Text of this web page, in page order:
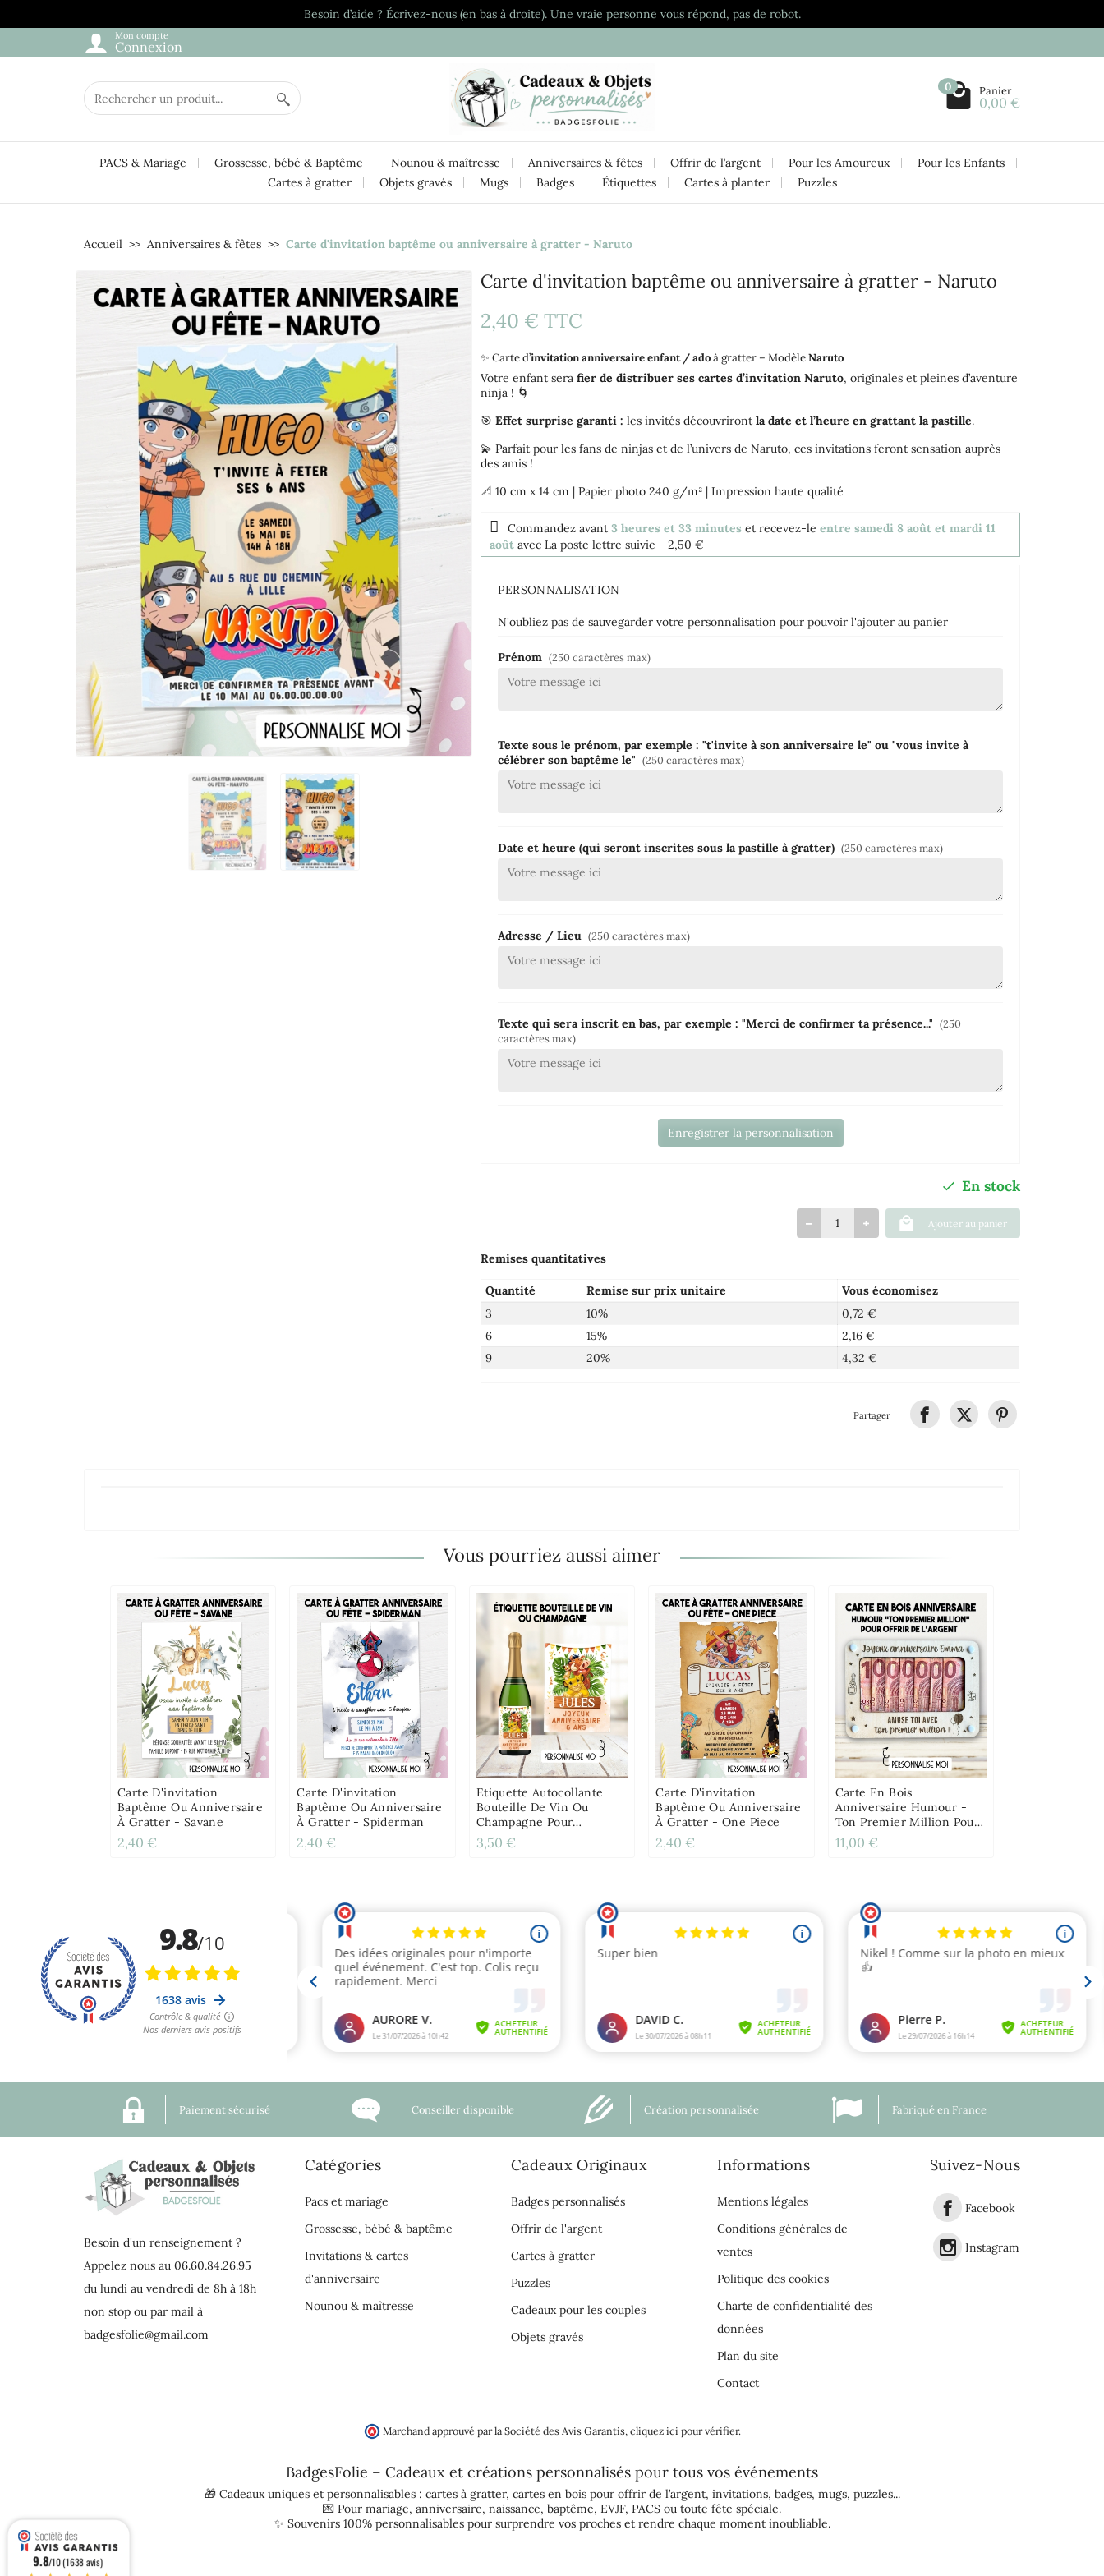
Besoin d’aide ? Écrivez-nous (en bas à droite). Une vraie personne vous répond, pas de robot.
Mon compte
Connexion
0 Panier
0,00 €
PACS & Mariage Grossesse, bébé & Baptême Nounou & maîtresse Anniversaires & fêtes Offrir de l’argent Pour les Amoureux
Pour les Enfants
Cartes à gratter
Objets gravés Mugs Badges Étiquettes Cartes à planter Puzzles
Accueil Anniversaires & fêtes Carte d'invitation baptême ou anniversaire à gratter - Naruto
Carte d'invitation baptême ou anniversaire à gratter - Naruto
2,40 €TTC
✨ Carte d’invitation anniversaire enfant / adoà gratter – ModèleNaruto
Votre enfant serafier de distribuer ses cartes d’invitation Naruto, originales et pleines d’aventure
ninja ! 🌀
🎯Effet surprise garanti : les invités découvrirontla date et l’heure en grattant la pastille.
💫 Parfait pour les fans de ninjas et de l’univers de Naruto, ces invitations feront sensation auprès
des amis !
📐 10 cm x 14 cm | Papier photo 240 g/m² | Impression haute qualité
Commandez avant3 heures et 33 minutes et recevez-leentre samedi 8 août et mardi 11
août avec La poste lettre suivie - 2,50 €
PERSONNALISATION
N'oubliez pas de sauvegarder votre personnalisation pour pouvoir l'ajouter au panier
Prénom (250 caractères max)
Texte sous le prénom, par exemple : "t'invite à son anniversaire le" ou "vous invite à
célébrer son baptême le" (250 caractères max)
Date et heure (qui seront inscrites sous la pastille à gratter) (250 caractères max)
Adresse / Lieu (250 caractères max)
Texte qui sera inscrit en bas, par exemple : "Merci de confirmer ta présence..." (250
caractères max)
Enregistrer la personnalisation
En stock
Ajouter au panier
Remises quantitatives
Quantité Remise sur prix unitaire
Vous économisez
3
10%
0,72 €
6
15%
2,16 €
9
20% 4,32 €
Partager
Vous pourriez aussi aimer
Carte D'invitation
Baptême Ou Anniversaire
À Gratter - Savane
2,40 €
Carte D'invitation
Baptême Ou Anniversaire
À Gratter - Spiderman
2,40 €
Etiquette Autocollante
Bouteille De Vin Ou
Champagne Pour
Baptême, Anniversaire
Personnalisable - Roi Lion
3,50 €
Carte D'invitation
Baptême Ou Anniversaire
À Gratter - One Piece
2,40 €
Carte En Bois
Anniversaire Humour -
Ton Premier Million Pour
Offrir De L'argent
11,00 €
Paiement sécurisé Conseiller disponible Création personnalisée Fabriqué en France
Besoin d'un renseignement ?
Appelez nous au 06.60.84.26.95
du lundi au vendredi de 8h à 18h
non stop ou par mail à
badgesfolie@gmail.com
Catégories
Pacs et mariage
Grossesse, bébé & baptême
Invitations & cartes
d'anniversaire
Nounou & maîtresse
Cadeaux Originaux
Badges personnalisés
Offrir de l'argent
Cartes à gratter
Puzzles
Cadeaux pour les couples
Objets gravés
Informations
Mentions légales
Conditions générales de
ventes
Politique des cookies
Charte de confidentialité des
données
Plan du site
Contact
Suivez-Nous
Facebook
Instagram
Marchand approuvé par la Société des Avis Garantis, cliquez ici pour vérifier.
BadgesFolie – Cadeaux et créations personnalisés pour tous vos événements
🎁 Cadeaux uniques et personnalisables : cartes à gratter, cartes en bois pour offrir de l’argent, invitations, badges, mugs, puzzles...
💌 Pour mariage, anniversaire, naissance, baptême, EVJF, PACS ou toute fête spéciale.
✨ Souvenirs 100% personnalisables pour surprendre vos proches et rendre chaque moment inoubliable.
9.8/10 (1638 avis)